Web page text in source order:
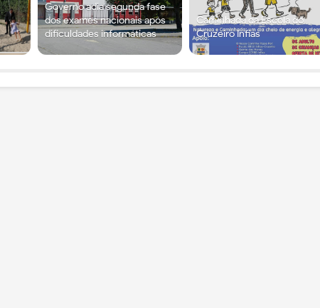
Governo adia segunda fase
dos exames nacionais após
dificuldades informáticas
Caminhada da Escola do
Cruzeiro Infias